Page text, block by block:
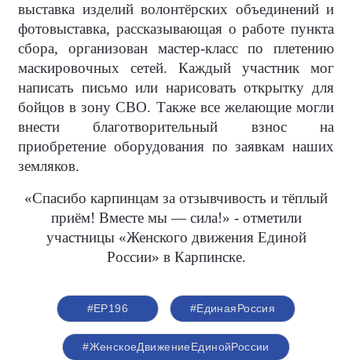
выставка изделий волонтёрских объединений и
фотовыставка, рассказывающая о работе пункта
сбора, организован мастер-класс по плетению
маскировочных сетей. Каждый участник мог
написать письмо или нарисовать открытку для
бойцов в зону СВО. Также все желающие могли
внести благотворительный взнос на
приобретение оборудования по заявкам наших
земляков.
«Спасибо карпинцам за отзывчивость и тёплый
приём! Вместе мы — сила!» - отметили
участницы «Женского движения Единой
России» в Карпинске.
#ЕР196 #‎ЕдинаяРоссия
#ЖенскоеДвижениеЕдинойРоссии